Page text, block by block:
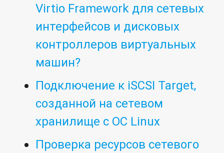
Virtio Framework для сетевых
интерфейсов и дисковых
контроллеров виртуальных
машин?
Подключение к iSCSI Target,
созданной на сетевом
хранилище с ОС Linux
Проверка ресурсов сетевого